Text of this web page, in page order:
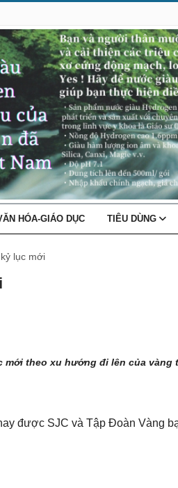
HÓA-GIÁO DỤC TIÊU DÙNG
lục mới
mới theo xu hướng đi lên của vàng
được SJC và Tập Đoàn Vàng